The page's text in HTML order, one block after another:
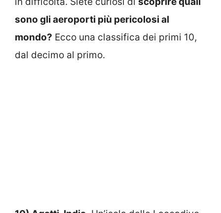
sono gli aeroporti più pericolosi al
mondo? Ecco una classifica dei primi 10,
dal decimo al primo.